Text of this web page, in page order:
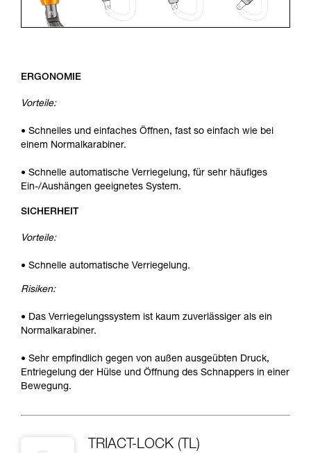
ERGONOMIE
Vorteile:
• Schnelles und einfaches Öffnen, fast so einfach wie bei
einem Normalkarabiner.
• Schnelle automatische Verriegelung, für sehr häufiges
Ein-/Aushängen geeignetes System.
SICHERHEIT
Vorteile:
• Schnelle automatische Verriegelung.
Risiken:
• Das Verriegelungssystem ist kaum zuverlässiger als ein
Normalkarabiner.
• Sehr empfindlich gegen von außen ausgeübten Druck,
Entriegelung der Hülse und Öffnung des Schnappers in einer
Bewegung.
TRIACT-LOCK (TL)